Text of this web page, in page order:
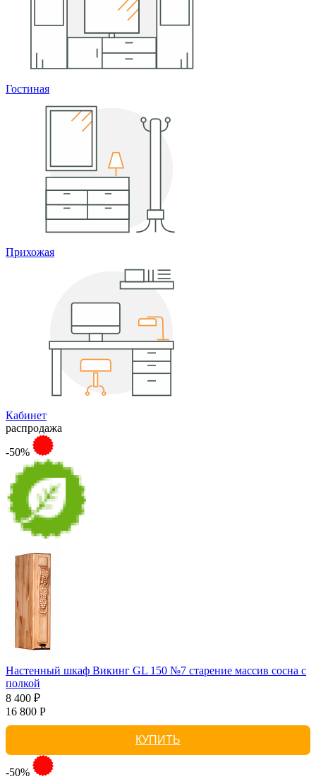
Гостиная
Прихожая
Кабинет
распродажа
-50%
Настенный шкаф Викинг GL 150 №7 старение массив сосна с
полкой
8 400 ₽
16 800 Р
КУПИТЬ
-50%